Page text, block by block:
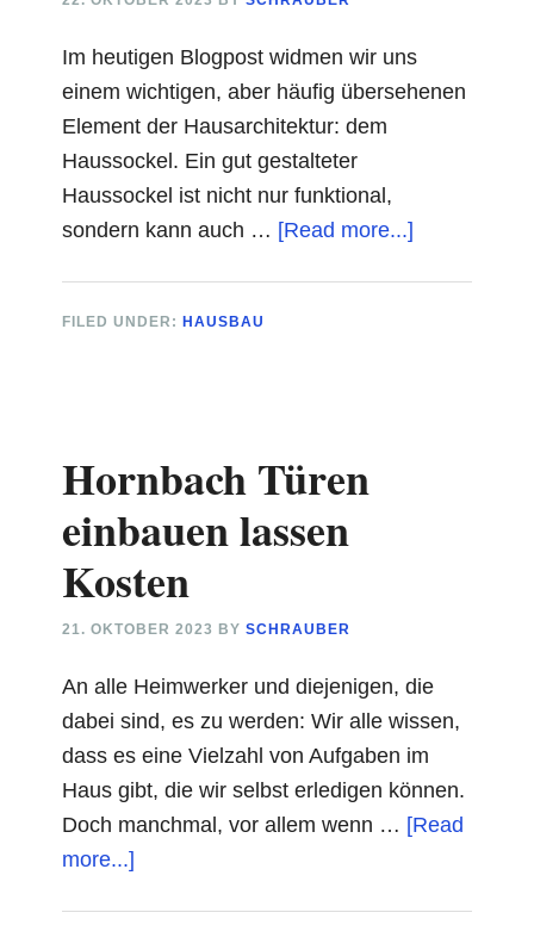
Im heutigen Blogpost widmen wir uns
einem wichtigen, aber häufig übersehenen
Element der Hausarchitektur: dem
Haussockel. Ein gut gestalteter
Haussockel ist nicht nur funktional,
sondern kann auch … [Read more...]
FILED UNDER: HAUSBAU
Hornbach Türen
einbauen lassen
Kosten
21. OKTOBER 2023 BYSCHRAUBER
An alle Heimwerker und diejenigen, die
dabei sind, es zu werden: Wir alle wissen,
dass es eine Vielzahl von Aufgaben im
Haus gibt, die wir selbst erledigen können.
Doch manchmal, vor allem wenn … [Read
more...]